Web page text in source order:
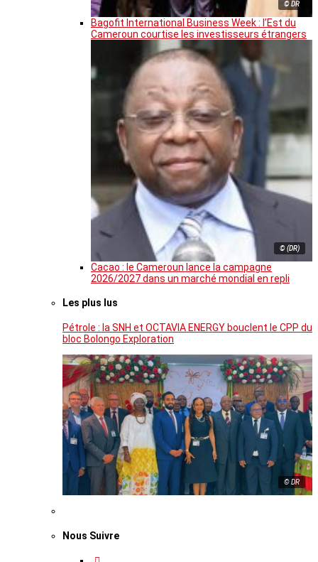
© DR
Bagofit International Business Week : l’Est du
Cameroun courtise les investisseurs étrangers
© (DR)
Cacao : le Cameroun lance la campagne
2026/2027 dans un marché mondial en repli
Les plus lus
Pétrole : la SNH et OCTAVIA ENERGY bouclent le CPP du
bloc Bolongo Exploration
© DR
Nous Suivre